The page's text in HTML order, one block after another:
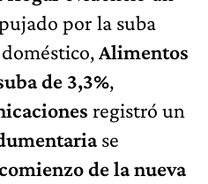
por la suba
Alimentos
de 3,3%,
registró un
se
de la nueva